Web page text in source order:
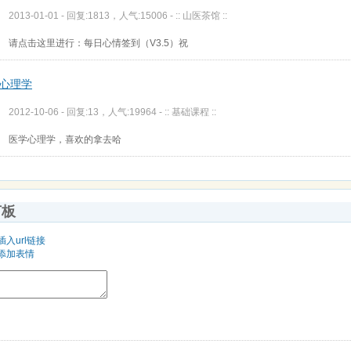
2013-01-01 - 回复:1813，人气:15006 - :: 山医茶馆 ::
请点击这里进行：每日心情签到（V3.5）祝
理学
2012-10-06 - 回复:13，人气:19964 - :: 基础课程 ::
医学心理学，喜欢的拿去哈
入url链接
加表情